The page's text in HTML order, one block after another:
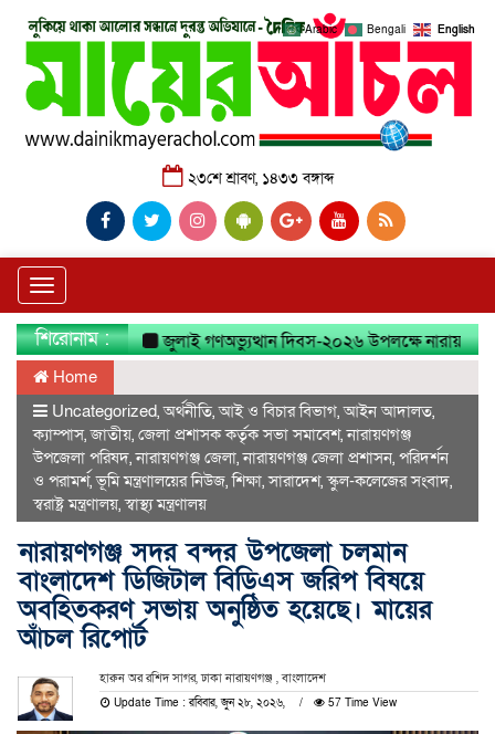
২৩শে শ্রাবণ, ১৪৩৩ বঙ্গাব্দ
Toggle
navigation
শিরোনাম : জুলাই গণঅভ্যুত্থান দিবস-২০২৬ উপলক্ষে নারায়ণগঞ্জ
Home
Uncategorized,অর্থনীতি,আই ও বিচার বিভাগ,আইন আদালত,
ক্যাম্পাস,জাতীয়, জেলা প্রশাসক কর্তৃক সভা সমাবেশ,নারায়ণগঞ্জ
উপজেলা পরিষদ,নারায়ণগঞ্জ জেলা,নারায়ণগঞ্জ জেলা প্রশাসন, পরিদর্শন
ও পরামর্শ,ভূমি মন্ত্রণালয়ের নিউজ,শিক্ষা,সারাদেশ,স্কুল-কলেজের সংবাদ,
স্বরাষ্ট্র মন্ত্রণালয়,স্বাস্থ্য মন্ত্রণালয়
নারায়ণগঞ্জ সদর বন্দর উপজেলা চলমান
বাংলাদেশ ডিজিটাল বিডিএস জরিপ বিষয়ে
অবহিতকরণ সভায় অনুষ্ঠিত হয়েছে। মায়ের
আঁচল রিপোর্ট
হারুন অর রশিদ সাগর, ঢাকা নারায়ণগঞ্জ , বাংলাদেশ
Update Time : রবিবার, জুন ২৮, ২০২৬, 57 Time View
Arabic Bengali English